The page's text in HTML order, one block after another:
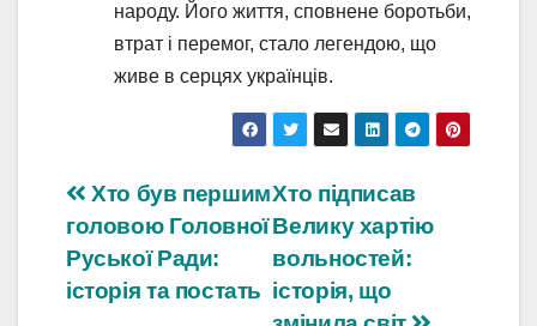
народу. Його життя, сповнене боротьби,
втрат і перемог, стало легендою, що
живе в серцях українців.
Навігація
записів
Хто підписав
Велику хартію
вольностей:
історія, що
Хто був першим
головою Головної
Руської Ради:
історія та постать